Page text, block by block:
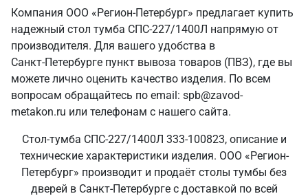
Компания ООО «Регион-Петербург» предлагает купить
надежный стол тумба СПС-227/1400Л напрямую от
производителя. Для вашего удобства в
Санкт‑Петербурге пункт вывоза товаров (ПВЗ), где вы
можете лично оценить качество изделия. По всем
вопросам обращайтесь по email: spb@zavod-
metakon.ru или телефонам с нашего сайта.
Стол-тумба СПС-227/1400Л 333-100823, описание и
технические характеристики изделия. ООО «Регион-
Петербург» производит и продаёт столы тумбы без
дверей в Санкт‑Петербурге с доставкой по всей